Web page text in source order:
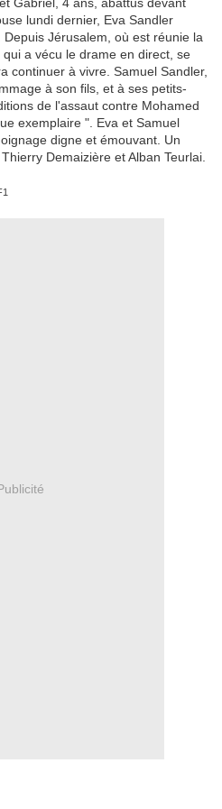
lundi dernier, Eva Sandler
Jérusalem, où est réunie la
a vécu le drame en direct, se
continuer à vivre. Samuel Sandler,
à son fils, et à ses petits-
de l'assaut contre Mohamed
exemplaire ". Eva et Samuel
digne et émouvant. Un
Demaizière et Alban Teurlai.